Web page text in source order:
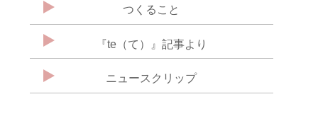
つくること
『te（て）』記事より
ニュースクリップ